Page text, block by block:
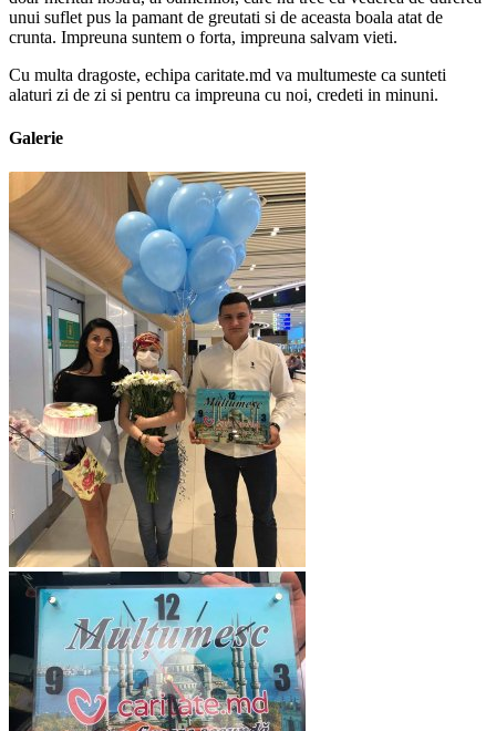
unui suflet pus la pamant de greutati si de aceasta boala atat de
crunta. Impreuna suntem o forta, impreuna salvam vieti.
Cu multa dragoste, echipa caritate.md va multumeste ca sunteti
alaturi zi de zi si pentru ca impreuna cu noi, credeti in minuni.
Galerie